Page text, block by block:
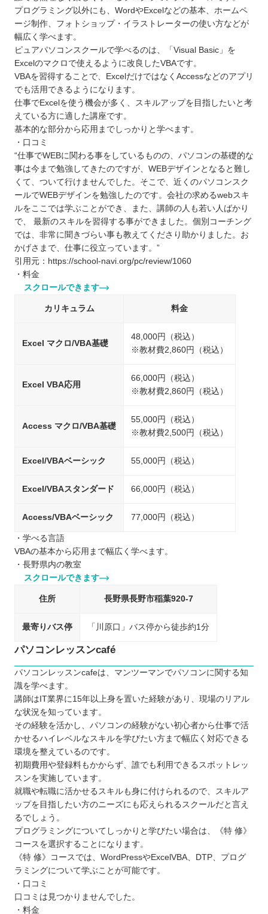
プログラミング以外にも、WordやExcelなどの基本、ホームペ
ージ制作、フォトショップ・イラストレーターの使い方などが
幅広く学べます。
ピュアパソコンスクールで学べるのは、「Visual Basic」を
Excelのマクロで使えるように改良したVBAです。
VBAを習得することで、ExcelだけではなくAccessなどのアプリ
でも活用できるようになります。
仕事でExcelを使う機会が多く、スキルアップを目指したいと考
えている方に適した講座です。
基本的な部分から応用までしっかりと学べます。
・口コミ
“仕事でWEBに関わる事をしているものの、パソコンの基礎的な
事は今まで勉強してきたのですが、WEBデザインとなると難し
くて、ついて行けませんでした。そこで、近くのパソコンスク
ールでWEBデザインを勉強したのです。会社の求めるwebスキ
ルをここでは学ぶことができ、また、講師の人も若い人ばかり
で、 最新のスキルを習得する事ができました。個別コーチング
では、非常に聞きづらい事も教えてくださり助かりました。お
かげさまで、仕事に役立っています。”
引用元：https://school-navi.org/pc/review/1060
・料金
スクロールできます
カリキュラム 料金
Excel マクロ/VBA基礎
48,000円（税込）
※教材費2,860円（税込）
Excel VBA応用
66,000円（税込）
※教材費2,860円（税込）
Access マクロ/VBA基礎
55,000円（税込）
※教材費2,500円（税込）
Excel/VBAベーシック 55,000円（税込）
Excel/VBAスタンダード 66,000円（税込）
Access/VBAベーシック 77,000円（税込）
・学べる言語
VBAの基本から応用まで幅広く学べます。
・長野県内の教室
スクロールできます
住所 長野県長野市稲葉920-7
最寄りバス停 「川原口」バス停から徒歩約1分
パソコンレッスンcafé
パソコンレッスンcafeは、マンツーマンでパソコンに関する知
識を学べます。
講師はIT業界に15年以上身を置いた経験があり、現場のリアル
な状況を知っています。
その経験を活かし、パソコンの経験がない初心者から仕事で活
かせるハイレベルなスキルを学びたい方まで幅広く対応できる
環境を整えているのです。
初期費用や登録料もかからず、誰でも利用できるスポットレッ
スンを実施しています。
就職や転職に活かせるスキルも身に付けられるので、スキルア
ップを目指したい方のニーズにも応えられるスクールだと言え
るでしょう。
プログラミングについてしっかりと学びたい場合は、《特 修》
コースを選択することになります。
《特 修》コースでは、WordPressやExcelVBA、DTP、プログ
ラミングについて学ぶことが可能です。
・口コミ
口コミは見つかりませんでした。
・料金